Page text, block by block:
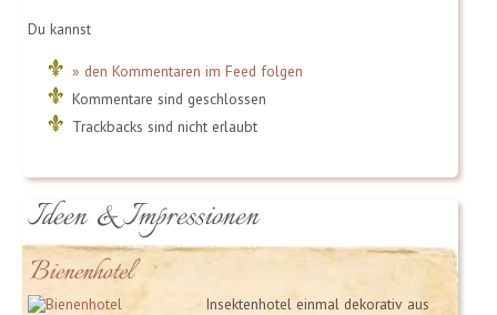
Du kannst
» den Kommentaren im Feed folgen
Kommentare sind geschlossen
Trackbacks sind nicht erlaubt
Ideen & Impressionen
Bienenhotel
Insektenhotel einmal dekorativ aus